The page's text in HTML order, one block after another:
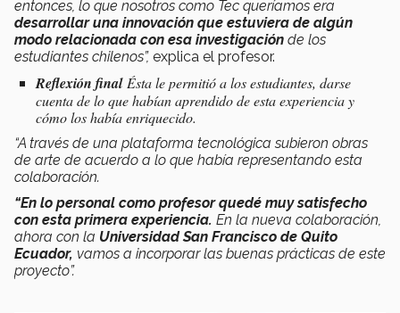
entonces, lo que nosotros como Tec queríamos era
desarrollar una innovación que estuviera de algún
modo relacionada con esa investigación de los
estudiantes chilenos”, explica el profesor.
Reflexión finalÉsta le permitió a los estudiantes, darse
cuenta de lo que habían aprendido de esta experiencia y
cómo los había enriquecido.
“A través de una plataforma tecnológica subieron obras
de arte de acuerdo a lo que había representando esta
colaboración.
“En lo personal como profesor quedé muy satisfecho
con esta primera experiencia. En la nueva colaboración,
ahora con la Universidad San Francisco de Quito
Ecuador, vamos a incorporar las buenas prácticas de este
proyecto”.